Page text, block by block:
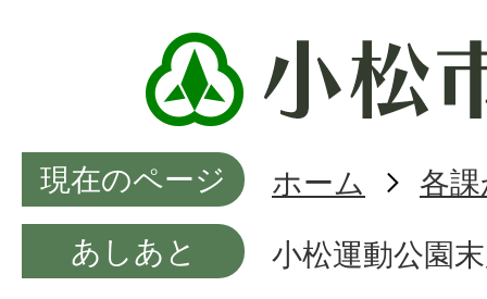
現在のページ ホーム
各
あしあと
小松運動公園